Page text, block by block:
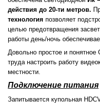
действия до 20-ти метров.
технология позволяет
целью предотвращения
работы день/ночь
Довольно простое и понятное
труда настроить работу
местности.
Подключение питания
Запитывается купольная